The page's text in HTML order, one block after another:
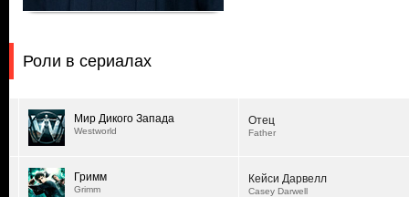
Роли в сериалах
Мир Дикого Запада
Westworld
Отец
Father
Гримм
Grimm
Кейси Дарвелл
Casey Darwell